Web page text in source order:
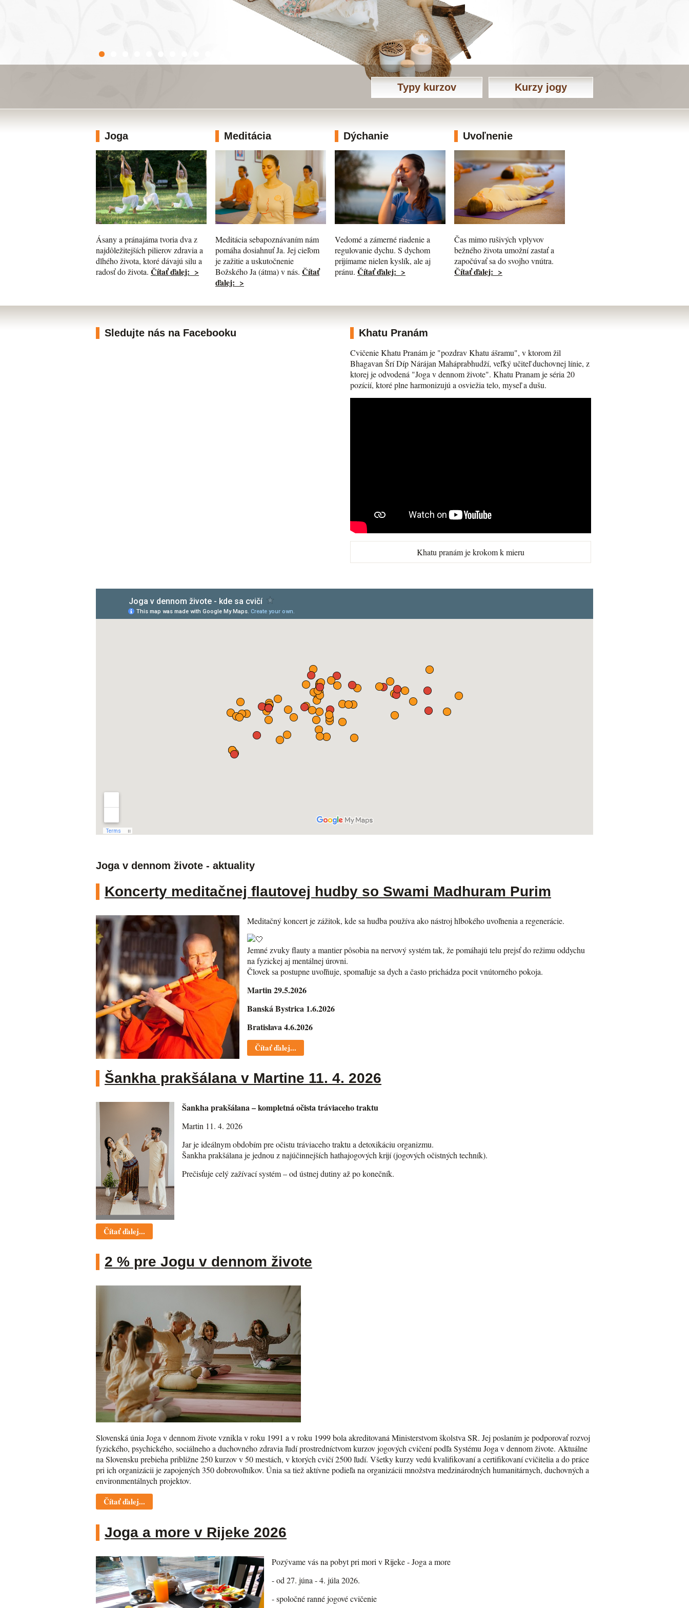
Typy kurzov Kurzy jogy
Joga
Ásany a pránajáma tvoria dva z
najdôležitejších pilierov zdravia a
dlhého života, ktoré dávajú silu a
radosť do života. Čítať ďalej: >
Meditácia
Meditácia sebapoznávaním nám
pomáha dosiahnuť Ja. Jej cieľom
je zažitie a uskutočnenie
Božského Ja (átma) v nás. Čítať
ďalej: >
Dýchanie
Vedomé a zámerné riadenie a
regulovanie dychu. S dychom
prijímame nielen kyslík, ale aj
pránu. Čítať ďalej: >
Uvoľnenie
Čas mimo rušivých vplyvov
bežného života umožní zastať a
započúvať sa do svojho vnútra.
Čítať ďalej: >
Sledujte nás na Facebooku Khatu Pranám
Cvičenie Khatu Pranám je "pozdrav Khatu ášramu", v ktorom žil
Bhagavan Šrí Díp Nárájan Maháprabhudží, veľký učiteľ duchovnej línie, z
ktorej je odvodená "Joga v dennom živote". Khatu Pranam je séria 20
pozícií, ktoré plne harmonizujú a osviežia telo, myseľ a dušu.
Khatu pranám je krokom k mieru
Joga v dennom živote - aktuality
Koncerty meditačnej flautovej hudby so Swami Madhuram Purim
Meditačný koncert je zážitok, kde sa hudba používa ako nástroj hlbokého uvoľnenia a regenerácie.
Jemné zvuky flauty a mantier pôsobia na nervový systém tak, že pomáhajú telu prejsť do režimu oddychu
na fyzickej aj mentálnej úrovni.
Človek sa postupne uvoľňuje, spomaľuje sa dych a často prichádza pocit vnútorného pokoja.
Martin 29.5.2026
Banská Bystrica 1.6.2026
Bratislava 4.6.2026
Čítať ďalej...
Šankha prakšálana v Martine 11. 4. 2026
Šankha prakšálana – kompletná očista tráviaceho traktu
Martin 11. 4. 2026
Jar je ideálnym obdobím pre očistu tráviaceho traktu a detoxikáciu organizmu.
Šankha prakšálana je jednou z najúčinnejších hathajogových krijí (jogových očistných techník).
Prečisťuje celý zažívací systém – od ústnej dutiny až po konečník.
Čítať ďalej...
2 % pre Jogu v dennom živote
Slovenská únia Joga v dennom živote vznikla v roku 1991 a v roku 1999 bola akreditovaná Ministerstvom školstva SR. Jej poslaním je podporovať rozvoj
fyzického, psychického, sociálneho a duchovného zdravia ľudí prostredníctvom kurzov jogových cvičení podľa Systému Joga v dennom živote. Aktuálne
na Slovensku prebieha približne 250 kurzov v 50 mestách, v ktorých cvičí 2500 ľudí. Všetky kurzy vedú kvalifikovaní a certifikovaní cvičitelia a do práce
pri ich organizácii je zapojených 350 dobrovoľníkov. Únia sa tiež aktívne podieľa na organizácii množstva medzinárodných humanitárnych, duchovných a
environmentálnych projektov.
Čítať ďalej...
Joga a more v Rijeke 2026
Pozývame vás na pobyt pri mori v Rijeke - Joga a more
- od 27. júna - 4. júla 2026.
- spoločné ranné jogové cvičenie